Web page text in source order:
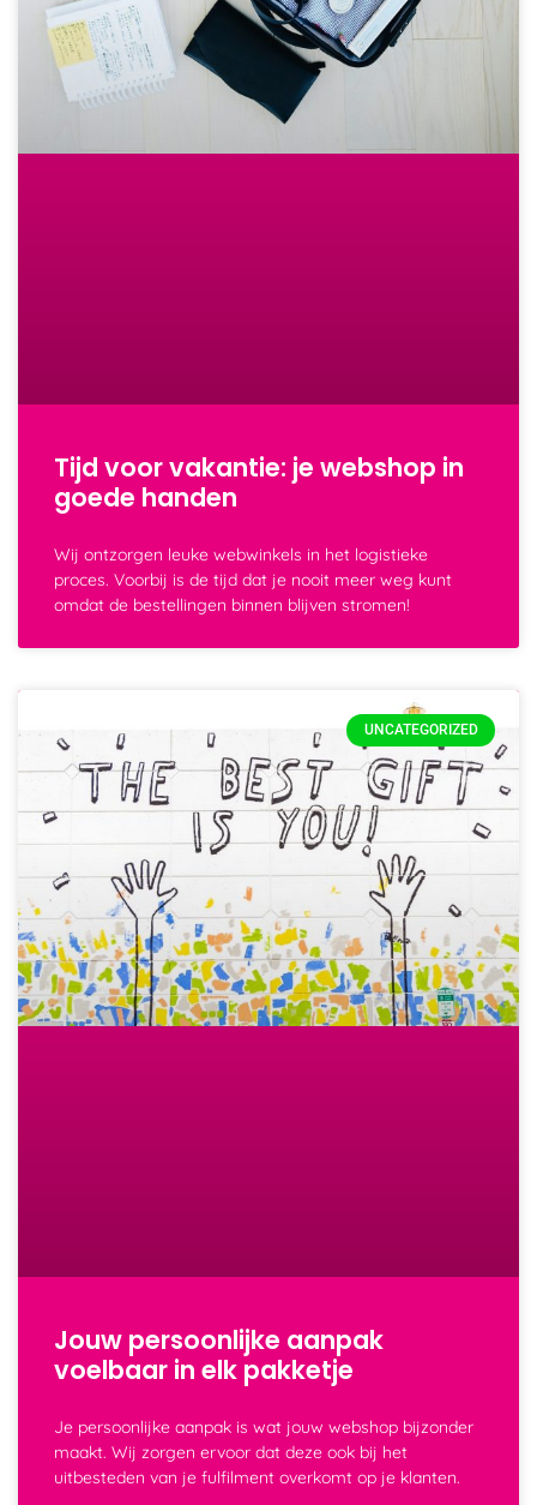
Tijd voor vakantie: je webshop in
goede handen
Wij ontzorgen leuke webwinkels in het logistieke
proces. Voorbij is de tijd dat je nooit meer weg kunt
omdat de bestellingen binnen blijven stromen!
UNCATEGORIZED
Jouw persoonlijke aanpak
voelbaar in elk pakketje
Je persoonlijke aanpak is wat jouw webshop bijzonder
maakt. Wij zorgen ervoor dat deze ook bij het
uitbesteden van je fulfilment overkomt op je klanten.